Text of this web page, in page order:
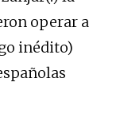
operar a
inédito)